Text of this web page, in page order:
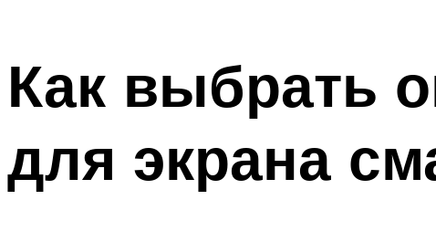
Как выбрать
для экрана